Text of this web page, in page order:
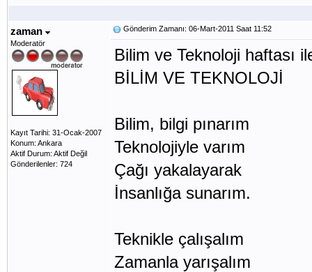
zaman
Moderatör
Kayıt Tarihi: 31-Ocak-2007
Konum: Ankara
Aktif Durum: Aktif Değil
Gönderilenler: 724
Gönderim Zamanı: 06-Mart-2011 Saat 11:52
Bilim ve Teknoloji haftası
BİLİM VE TEKNOLOJİ
Bilim, bilgi pınarım
Teknolojiyle varım
Çağı yakalayarak
İnsanlığa sunarım.
Teknikle çalışalım
Zamanla yarışalım